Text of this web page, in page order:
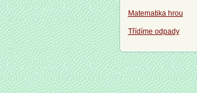
Matematika hrou
Třídíme odpady